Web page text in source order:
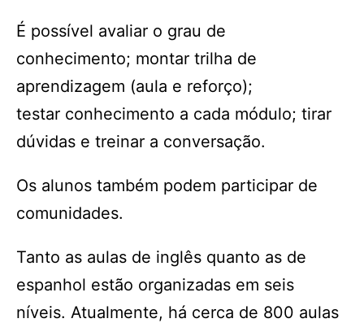
É possível avaliar o grau de
conhecimento; montar trilha de
aprendizagem (aula e reforço);
testar conhecimento a cada módulo; tirar
dúvidas e treinar a conversação.
Os alunos também podem participar de
comunidades.
Tanto as aulas de inglês quanto as de
espanhol estão organizadas em seis
níveis. Atualmente, há cerca de 800 aulas